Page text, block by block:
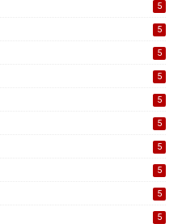
5
5
5
5
5
5
5
5
5
5